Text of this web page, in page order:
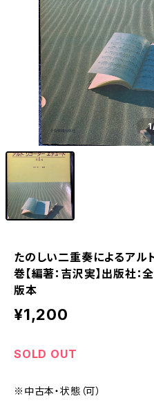
1
たのしい二重奏によるアル
巻【編著：吉沢実】出版社
版本
¥1,200
SOLD OUT
※中古本・状態（可）